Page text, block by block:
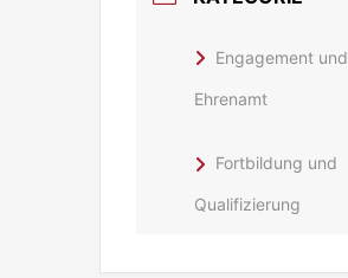
Engagement und
Ehrenamt
Fortbildung und
Qualifizierung